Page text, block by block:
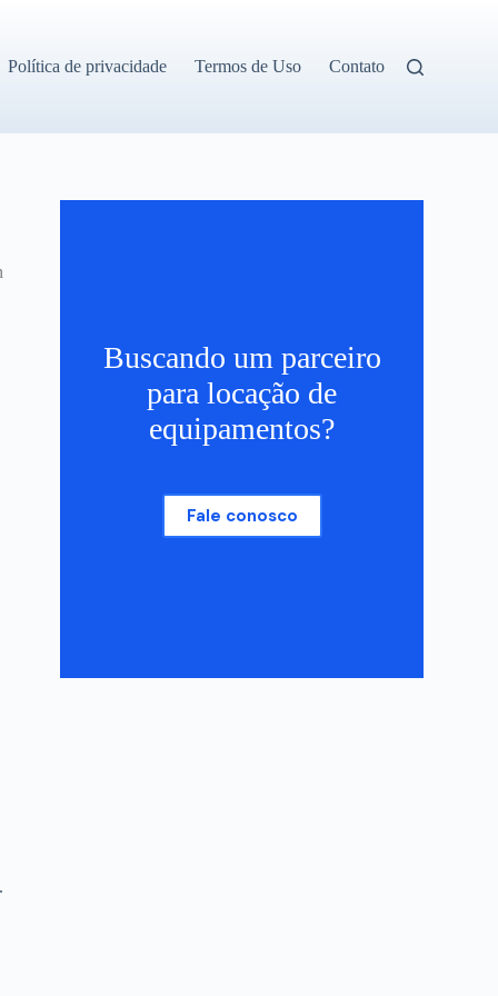
Política de privacidade Termos de Uso Contato
Buscando um parceiro
para locação de
equipamentos?
Fale conosco